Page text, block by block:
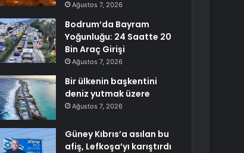
Ağustos 7, 2026
Bodrum’da Bayram
Yoğunluğu: 24 Saatte 20
Bin Araç Girişi
Ağustos 7, 2026
Bir ülkenin başkentini
deniz yutmak üzere
Ağustos 7, 2026
Güney Kıbrıs’a asılan bu
afiş, Lefkoşa’yı karıştırdı